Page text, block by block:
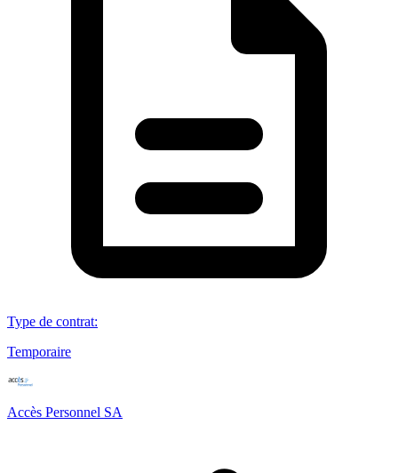
Type de contrat:
Temporaire
Accès Personnel SA